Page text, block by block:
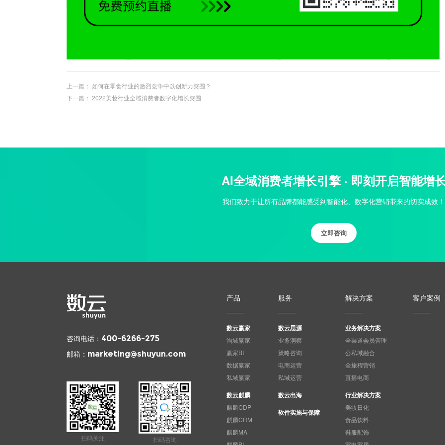
上一篇：如何在零食行业的激烈竞争中以创新力突围？
下一篇：2022美妆行业全域消费者数字化增长突围
AI全域消费者增长引擎 · 即刻开启智能增
我们致力于让所有品牌都能感受到智能化、数字化营销带来的切实成效！
立即咨询
咨询电话： 400-6266-275
邮箱： marketing@shuyun.com
扫码关注 扫码咨询
产品
数云赢家
淘域赢家
赢家BI
数据赢家
私域赢家
数云麒麟
麒麟CDP
麒麟CRM
麒麟MA
服务
数云思源
业务洞察
策略咨询
电商运营
私域运营
数云出海
软件实施与保障
解决方案
业务解决方案
全渠道会员管理
公私域融合
全旅程营销
直播电商
行业解决方案
美妆日化
食品饮料
鞋服配饰
客户案例